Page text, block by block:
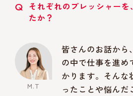
Q それぞれのプレッシャー
たか？
皆さんのお話から
の中で仕事を進め
かります。そんな
ったことや悩ん